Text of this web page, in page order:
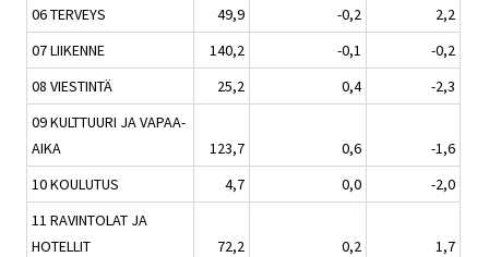
06 TERVEYS
49,9 -0,2
2,2
07 LIIKENNE
140,2 -0,1
-0,2
08 VIESTINTÄ
25,2 0,4
-2,3
09 KULTTUURI JA VAPAA-
AIKA
123,7 0,6
-1,6
10 KOULUTUS
4,7 0,0
-2,0
11 RAVINTOLAT JA
HOTELLIT
72,2 0,2
1,7